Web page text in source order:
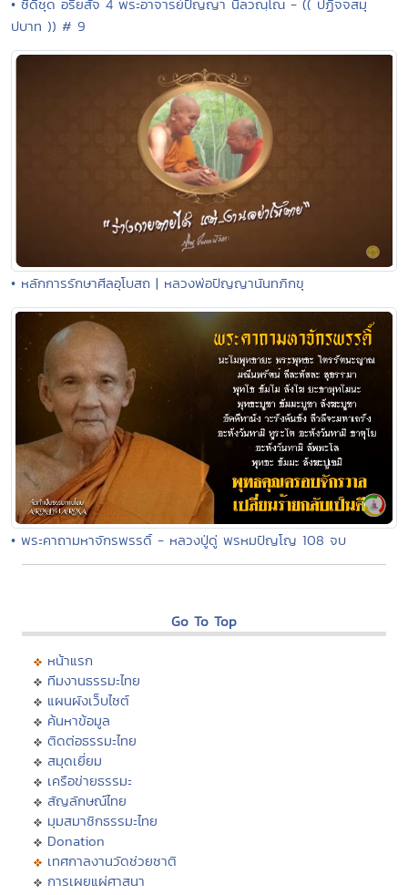
• ซีดีชุด อริยสัจ 4 พระอาจารย์ปัญญา นีลวณฺโณ - (( ปฏิจจสมุ
ปบาท )) # 9
• หลักการรักษาศีลอุโบสถ | หลวงพ่อปัญญานันทภิกขุ
• พระคาถามหาจักรพรรดิ์ - หลวงปู่ดู่ พรหมปัญโญ 108 จบ
Go To Top
หน้าแรก
ทีมงานธรรมะไทย
แผนผังเว็บไซต์
ค้นหาข้อมูล
ติดต่อธรรมะไทย
สมุดเยี่ยม
เครือข่ายธรรมะ
สัญลักษณ์ไทย
มุมสมาชิกธรรมะไทย
Donation
เทศกาลงานวัดช่วยชาติ
การเผยแผ่ศาสนา